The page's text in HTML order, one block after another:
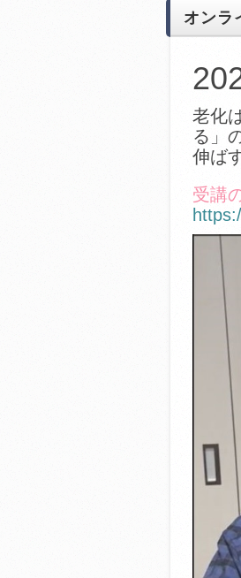
オンラ
老化
る」
伸ば
受講